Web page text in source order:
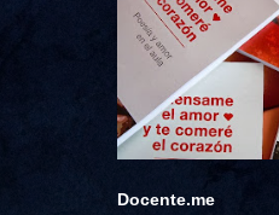
Docente.me